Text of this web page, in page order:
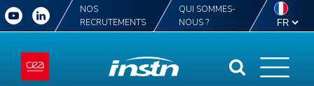
NOS
RECRUTEMENTS
QUI SOMMES-
NOUS ?